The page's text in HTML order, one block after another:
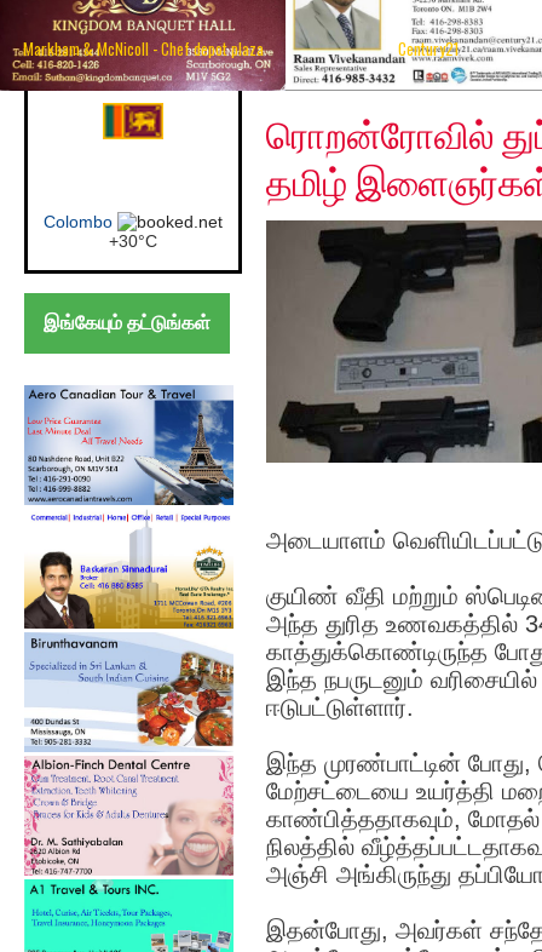
Markham & McNicoll - Chef depot plaza Century21
Canada (Toronto)
Toronto
+25°C
இங்கேயும் தட்டுங்கள்
Tuesday, September
ரொறன்ரோவில்
தமிழ்
அடையாளம்
குயிண் வீதி மற்றும்
அந்த துரித உணவகத்தில்
காத்துக்கொண்டிருந்த
இந்த நபருடனும்
ஈடுபட்டுள்ளார்.
இந்த முரண்பாட்டின் போது,
மேற்சட்டையை உயர்த்தி
காண்பித்ததாகவும், மோதல்
நிலத்தில்
அஞ்சி அங்கிருந்து
இதன்போது, அவர்கள்